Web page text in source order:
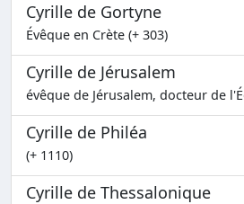
Cyrille de Gortyne
Évêque en Crète (+ 303)
Cyrille de Jérusalem
évêque de Jérusalem, docteur de
Cyrille de Philéa
(+ 1110)
Cyrille de Thessalonique